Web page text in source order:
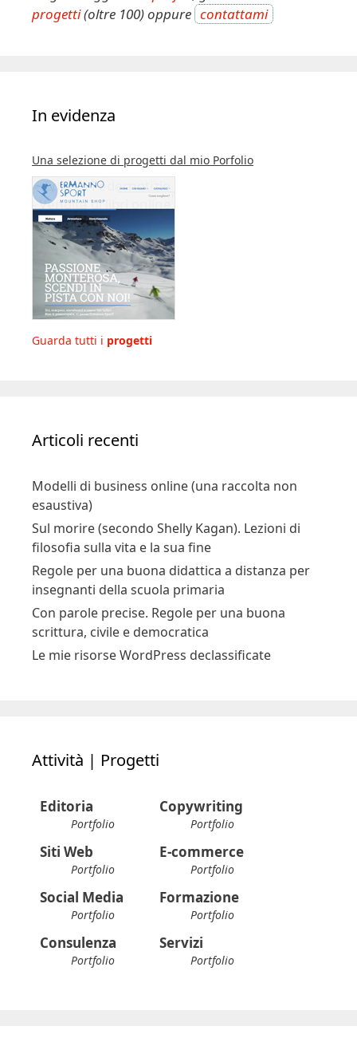
progetti(oltre 100) oppure contattami
In evidenza
Una selezione di progetti dal mio Porfolio
Guarda tutti i progetti
Articoli recenti
Modelli di business online (una raccolta non
esaustiva)
Sul morire (secondo Shelly Kagan). Lezioni di
filosofia sulla vita e la sua fine
Regole per una buona didattica a distanza per
insegnanti della scuola primaria
Con parole precise. Regole per una buona
scrittura, civile e democratica
Le mie risorse WordPress declassificate
Attività | Progetti
Editoria
Portfolio
Copywriting
Portfolio
Siti Web
Portfolio
E-commerce
Portfolio
Social Media
Portfolio
Formazione
Portfolio
Consulenza
Portfolio
Servizi
Portfolio